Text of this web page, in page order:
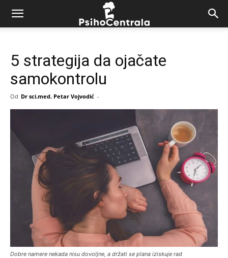
5 strategija da ojačate
samokontrolu
Od Dr sci.med. Petar Vojvodić -
Dobre namere nekada nisu dovoljne, a držati se plana iziskuje rad